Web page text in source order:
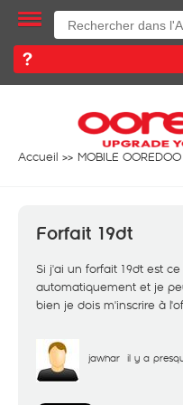
Accueil MOBILE OOREDOO
Forfait 19dt
Si j'ai un forfait 19dt est
automatiquement et je
bien je dois m'inscrire à
jawhar il y a